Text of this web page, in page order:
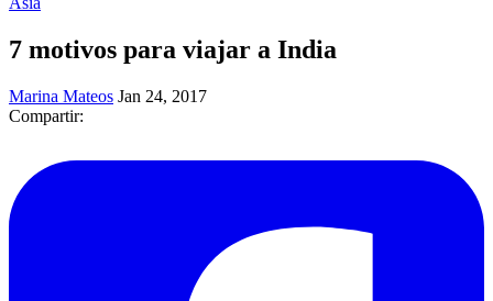
7 motivos para viajar a India
Marina Mateos Jan 24, 2017
Compartir: